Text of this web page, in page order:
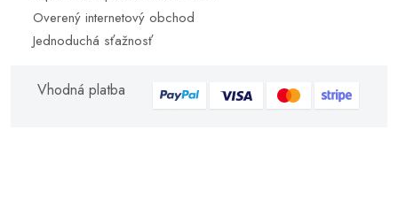
Overený internetový obchod
Jednoduchá sťažnosť
Vhodná platba